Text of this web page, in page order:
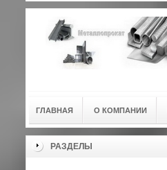
ГЛАВНАЯ О КОМПАНИИ
РАЗДЕЛЫ